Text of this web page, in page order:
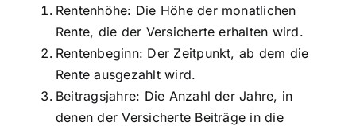
Rentenhöhe: Die Höhe der monatlichen
Rente, die der Versicherte erhalten wird.
Rentenbeginn: Der Zeitpunkt, ab dem die
Rente ausgezahlt wird.
Beitragsjahre: Die Anzahl der Jahre, in
denen der Versicherte Beiträge in die